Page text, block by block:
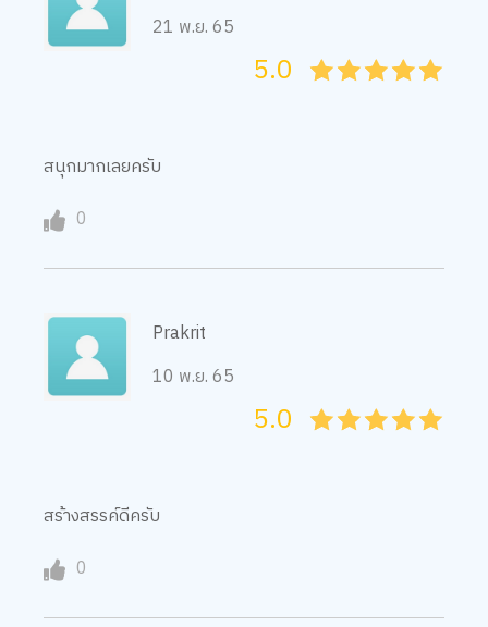
21 พ.ย. 65
45
4
35
3
25
2
15
1
05
5.0
สนุกมากเลยครับ
0
Prakrit
10 พ.ย. 65
45
4
35
3
25
2
15
1
05
5.0
สร้างสรรค์ดีครับ
0